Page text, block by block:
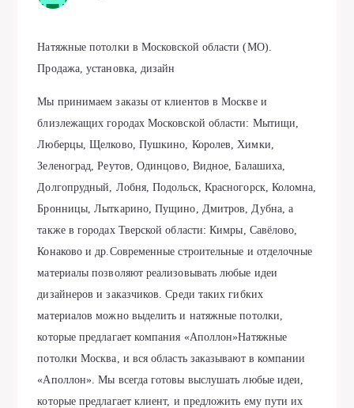
Натяжные потолки в Московской области (МО).
Продажа, установка, дизайн
Мы принимаем заказы от клиентов в Москве и
близлежащих городах Московской области: Мытищи,
Люберцы, Щелково, Пушкино, Королев, Химки,
Зеленоград, Реутов, Одинцово, Видное, Балашиха,
Долгопрудный, Лобня, Подольск, Красногорск, Коломна,
Бронницы, Лыткарино, Пущино, Дмитров, Дубна, а
также в городах Тверской области: Кимры, Савёлово,
Конаково и др.Современные строительные и отделочные
материалы позволяют реализовывать любые идеи
дизайнеров и заказчиков. Среди таких гибких
материалов можно выделить и натяжные потолки,
которые предлагает компания «Аполлон»Натяжные
потолки Москва, и вся область заказывают в компании
«Аполлон». Мы всегда готовы выслушать любые идеи,
которые предлагает клиент, и предложить ему пути их